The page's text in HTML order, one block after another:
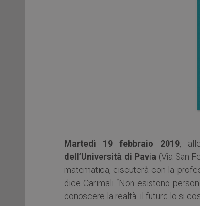
Martedì 19 febbraio 2019,
dell’Università di Pavia (Via San
matematica, discuterà con la
dice Carimali “Non esistono
conoscere la realtà: il futuro lo si